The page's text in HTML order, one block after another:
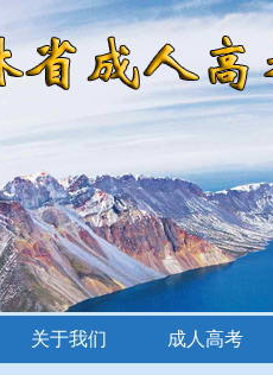
关于我们 成人高考